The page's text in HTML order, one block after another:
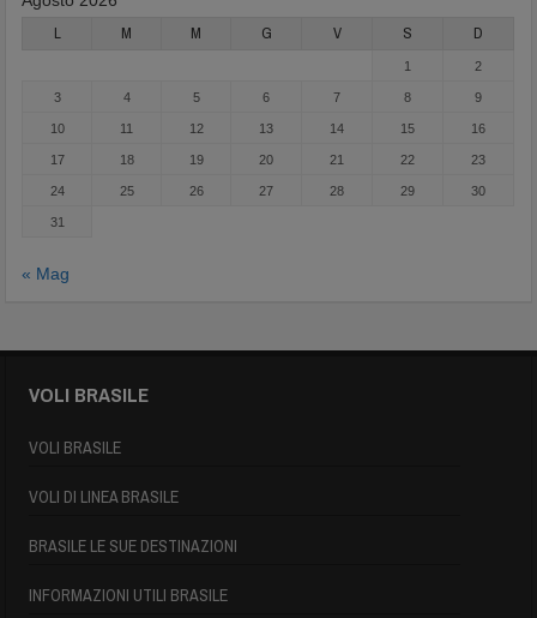
L M M G V S D
1 2
3 4 5 6 7 8 9
10 11 12 13 14 15 16
17 18 19 20 21 22 23
24 25 26 27 28 29 30
31
« Mag
VOLI BRASILE
VOLI BRASILE
VOLI DI LINEA BRASILE
BRASILE LE SUE DESTINAZIONI
INFORMAZIONI UTILI BRASILE